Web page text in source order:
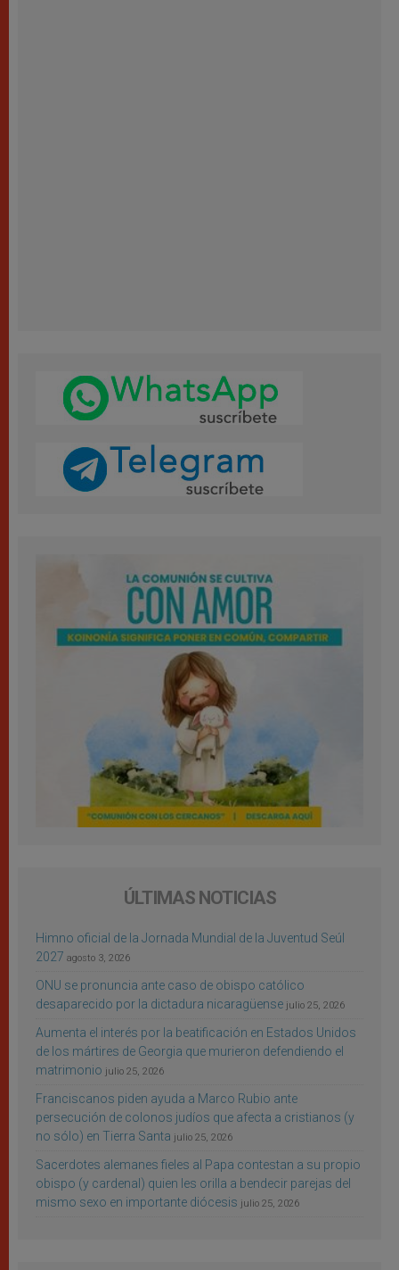
ÚLTIMAS NOTICIAS
Himno oficial de la Jornada Mundial de la Juventud Seúl
2027 agosto 3, 2026
ONU se pronuncia ante caso de obispo católico
desaparecido por la dictadura nicaragüense julio 25, 2026
Aumenta el interés por la beatificación en Estados Unidos
de los mártires de Georgia que murieron defendiendo el
matrimonio julio 25, 2026
Franciscanos piden ayuda a Marco Rubio ante
persecución de colonos judíos que afecta a cristianos (y
no sólo) en Tierra Santa julio 25, 2026
Sacerdotes alemanes fieles al Papa contestan a su propio
obispo (y cardenal) quien les orilla a bendecir parejas del
mismo sexo en importante diócesis julio 25, 2026